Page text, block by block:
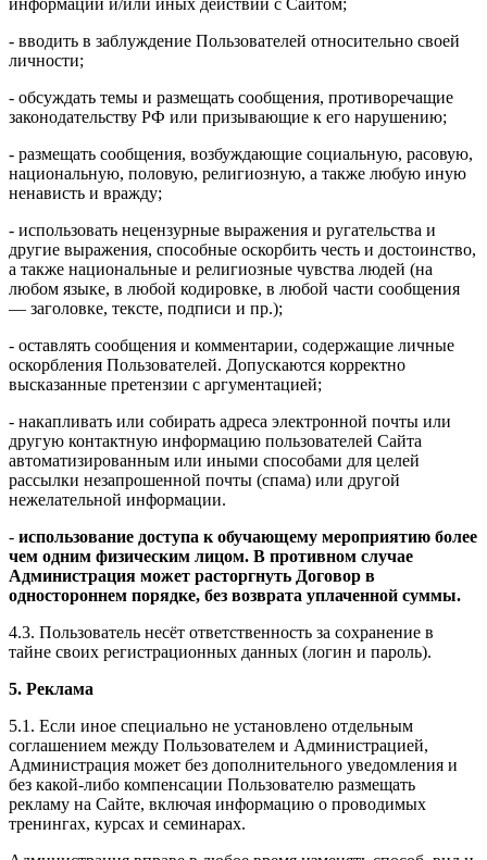
информации и/или иных действий с Сайтом;
- вводить в заблуждение Пользователей относительно своей
личности;
- обсуждать темы и размещать сообщения, противоречащие
законодательству РФ или призывающие к его нарушению;
- размещать сообщения, возбуждающие социальную, расовую,
национальную, половую, религиозную, а также любую иную
ненависть и вражду;
- использовать нецензурные выражения и ругательства и
другие выражения, способные оскорбить честь и достоинство,
а также национальные и религиозные чувства людей (на
любом языке, в любой кодировке, в любой части сообщения
— заголовке, тексте, подписи и пр.);
- оставлять сообщения и комментарии, содержащие личные
оскорбления Пользователей. Допускаются корректно
высказанные претензии с аргументацией;
- накапливать или собирать адреса электронной почты или
другую контактную информацию пользователей Сайта
автоматизированным или иными способами для целей
рассылки незапрошенной почты (спама) или другой
нежелательной информации.
- использование доступа к обучающему мероприятию более
чем одним физическим лицом. В противном случае
Администрация может расторгнуть Договор в
одностороннем порядке, без возврата уплаченной суммы.
4.3. Пользователь несёт ответственность за сохранение в
тайне своих регистрационных данных (логин и пароль).
5. Реклама
5.1. Если иное специально не установлено отдельным
соглашением между Пользователем и Администрацией,
Администрация может без дополнительного уведомления и
без какой-либо компенсации Пользователю размещать
рекламу на Сайте, включая информацию о проводимых
тренингах, курсах и семинарах.